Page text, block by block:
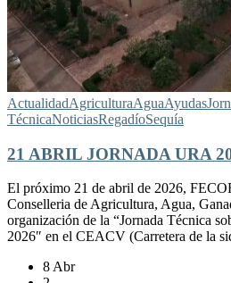
ActualidadAgriculturaAguaAyudas
TécnicaNoticiasRegadíoSequía
21 ABRIL JORNADA URA
El próximo 21 de abril de 2026,
Conselleria de Agricultura, Agua,
organización de la “Jornada Técnica
2026″ en el CEACV (Carretera de la
8 Abr